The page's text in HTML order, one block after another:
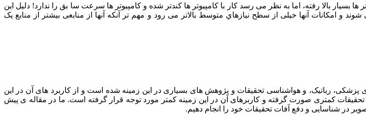
بسیار بالا رفته، اما به نظر می رسد کار با کامپیوتر ها کندتر شده و کامپیوتر ها سرعت سا بق را ندارد! دلیل این
امکانات آنها خیلی از سطح نیازهاي متوسط بالاتر می رود و مهم تر آنکه آنها از منابعی بیشتر از منابع یک
رباتیک، و هواشناسی تحقیقات و پژوهش های بسیاری در این زمینه شده است و از کاربرد های آن در این
کمتری صورت گرفته و کاربرهای آن در این زمینه کمتر مورد توجه قرار گرفته است. ما در مقاله ی پیش
در شناسایی و دفع آفات تحقیقات خود را انجام دهیم.